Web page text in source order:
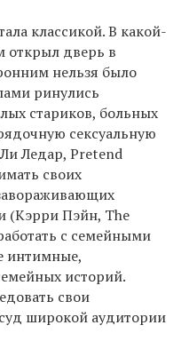
классикой. В какой-
открыл дверь в
нельзя было
ринулись
стариков, больных
сексуальную
Ледар, Pretend
своих
(Кэрри Пэйн, The
с семейными
интимные,
историй.
свои
широкой аудитории